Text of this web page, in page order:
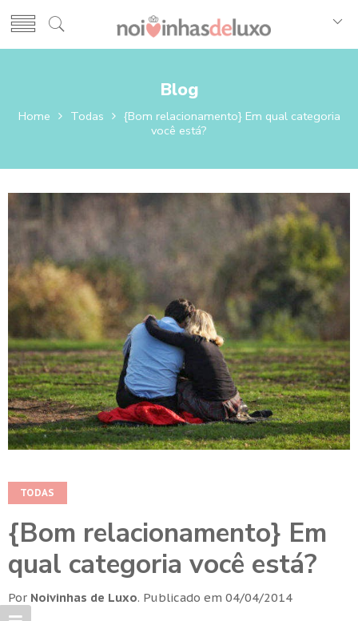
Blog
Home Todas
{Bom relacionamento} Em qual categoria
você está?
TODAS
{Bom relacionamento} Em
qual categoria você está?
Por Noivinhas de Luxo. Publicado em 04/04/2014